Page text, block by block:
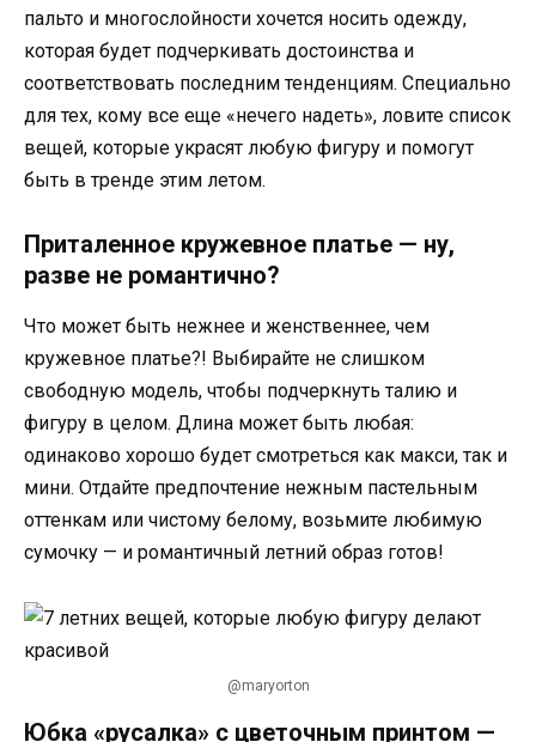
пальто и многослойности хочется носить одежду,
которая будет подчеркивать достоинства и
соответствовать последним тенденциям. Специально
для тех, кому все еще «нечего надеть», ловите список
вещей, которые украсят любую фигуру и помогут
быть в тренде этим летом.
Приталенное кружевное платье — ну,
разве не романтично?
Что может быть нежнее и женственнее, чем
кружевное платье?! Выбирайте не слишком
свободную модель, чтобы подчеркнуть талию и
фигуру в целом. Длина может быть любая:
одинаково хорошо будет смотреться как макси, так и
мини. Отдайте предпочтение нежным пастельным
оттенкам или чистому белому, возьмите любимую
сумочку — и романтичный летний образ готов!
@maryorton
Юбка «русалка» с цветочным принтом —